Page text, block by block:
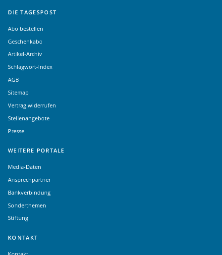
DIE TAGESPOST
Abo bestellen
Geschenkabo
Artikel-Archiv
Schlagwort-Index
AGB
Sitemap
Vertrag widerrufen
Stellenangebote
Presse
WEITERE PORTALE
Media-Daten
Ansprechpartner
Bankverbindung
Sonderthemen
Stiftung
KONTAKT